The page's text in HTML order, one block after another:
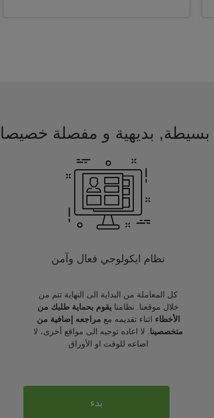
نظام ايكولوجي فعال وآمن
كل المعاملة من البداية الى النهاية تتم من
خلال موقعنا. نظامنا يقوم بحماية طلبك من
الأخطاء اثناء تقديمه مع مراجعه إضافية من
متخصصينا . لا اعاده توجيه الى مواقع أخرى، لا
اضاعه للوقت او الأوراق
بدء